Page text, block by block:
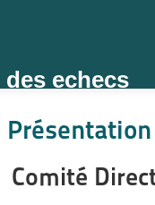
echecs
Présentation
Comité